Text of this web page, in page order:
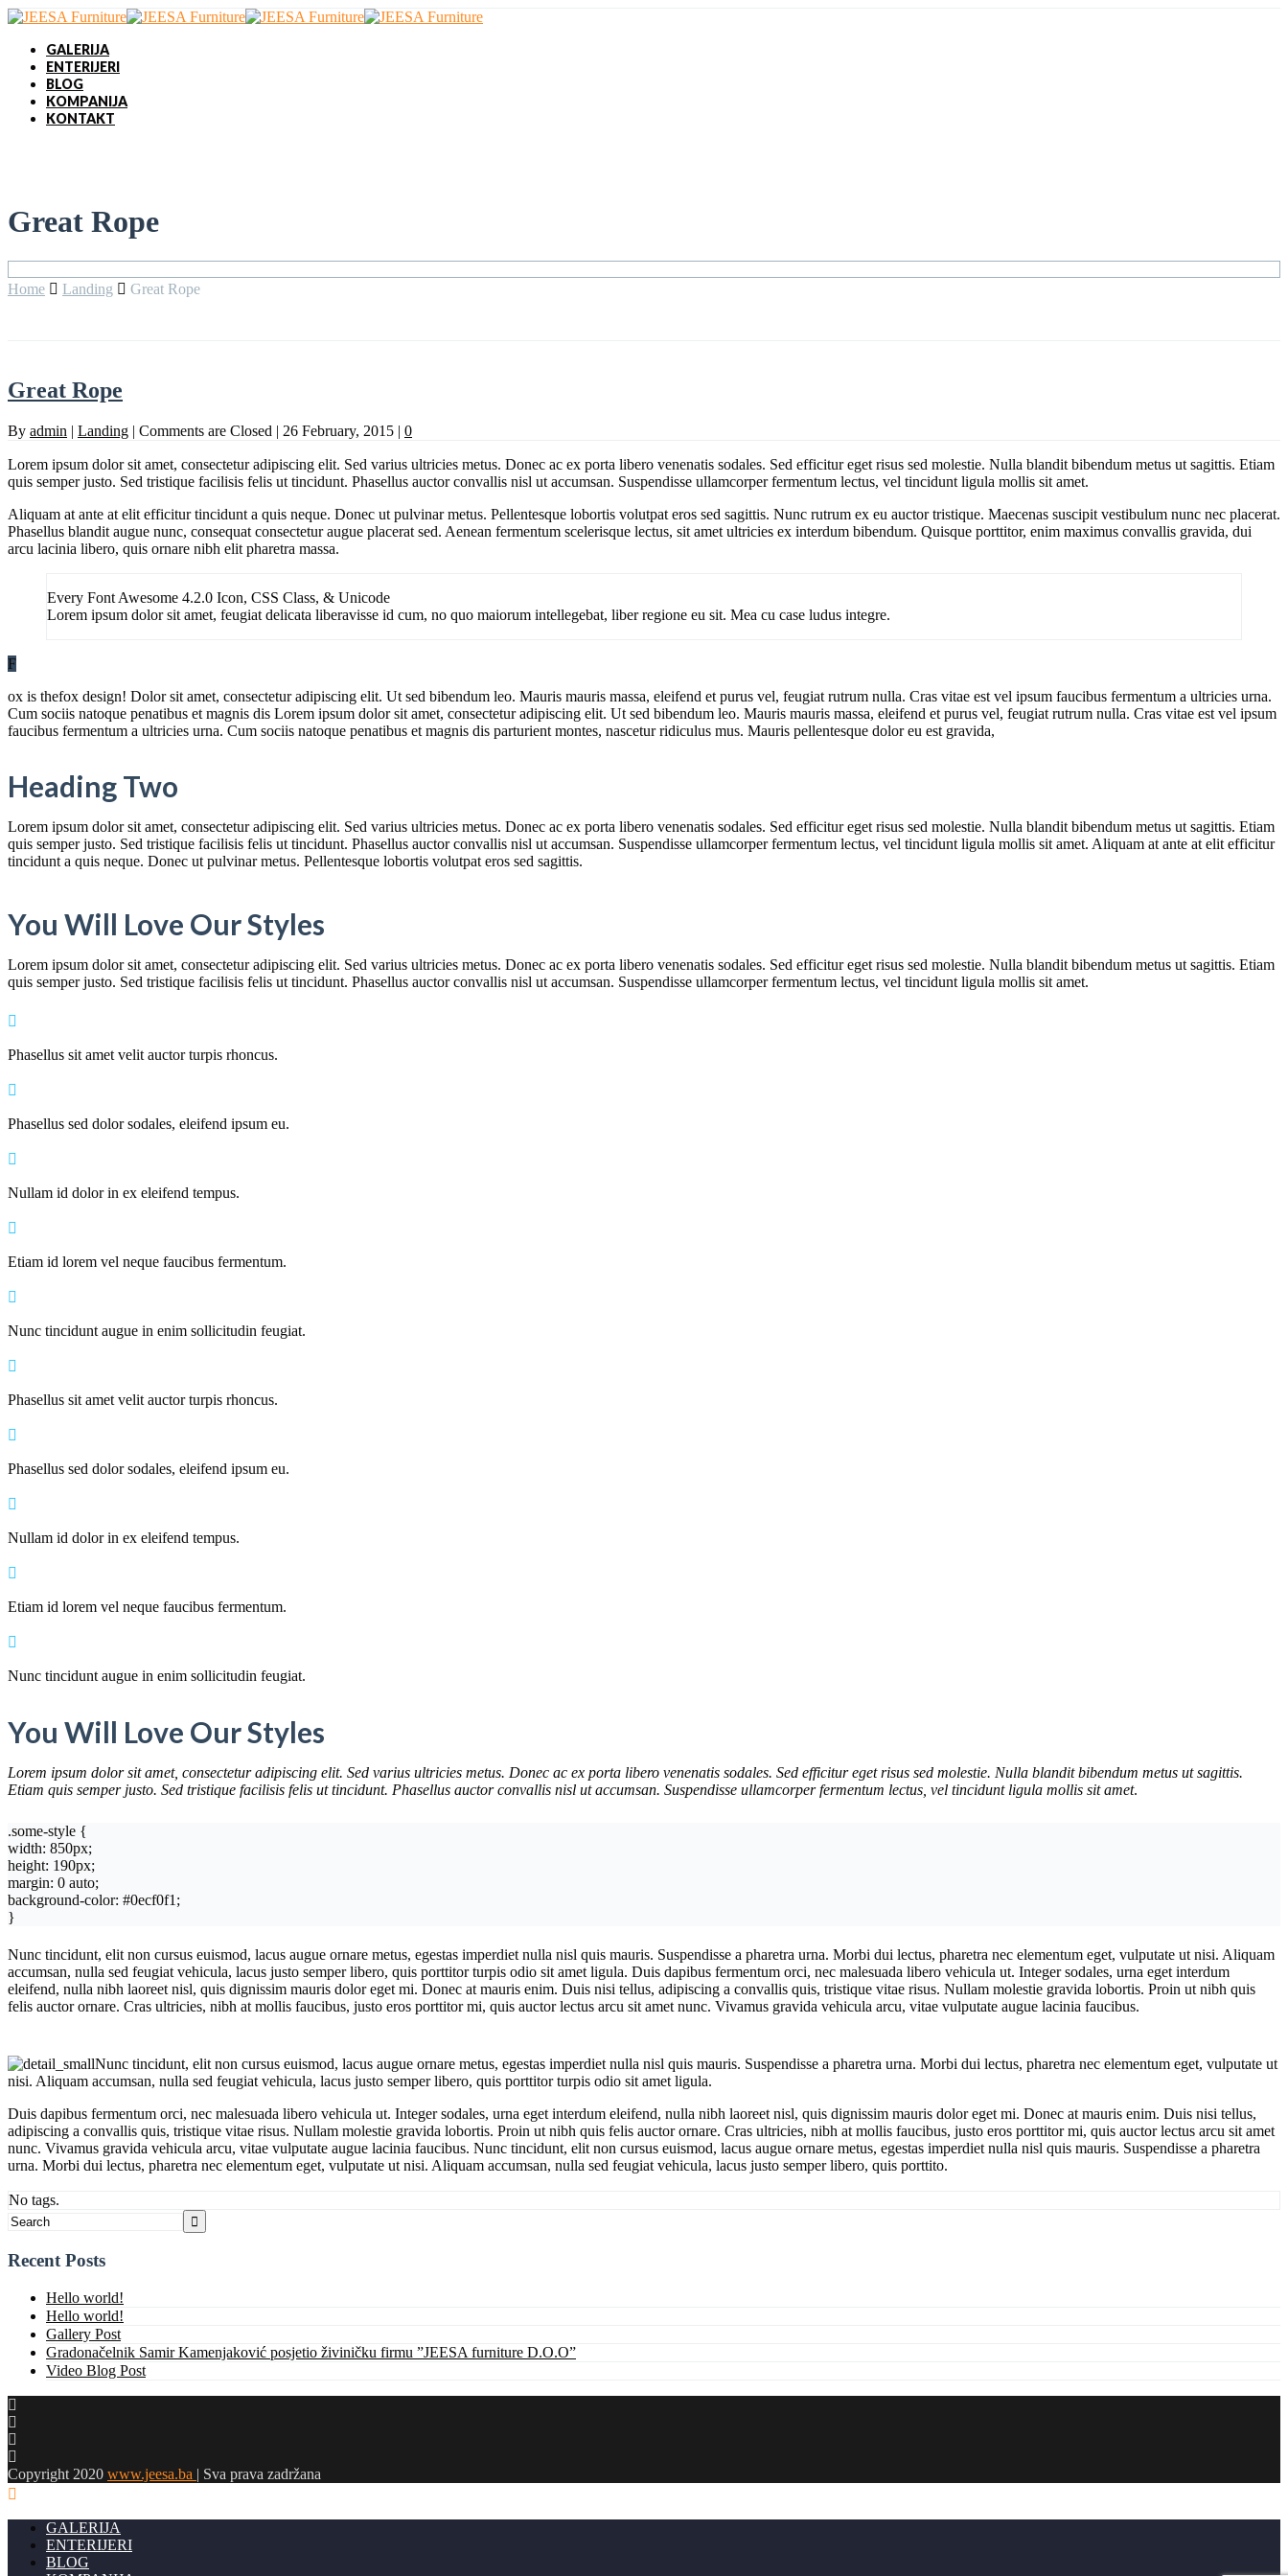
GALERIJA
ENTERIJERI
BLOG
KOMPANIJA
KONTAKT
Great Rope
Home Landing Great Rope
Great Rope
By admin | Landing | Comments are Closed | 26 February, 2015 | 0
Lorem ipsum dolor sit amet, consectetur adipiscing elit. Sed varius ultricies metus. Donec ac ex porta libero venenatis sodales. Sed efficitur eget risus sed molestie. Nulla blandit bibendum metus ut sagittis. Etiam
quis semper justo. Sed tristique facilisis felis ut tincidunt. Phasellus auctor convallis nisl ut accumsan. Suspendisse ullamcorper fermentum lectus, vel tincidunt ligula mollis sit amet.
Aliquam at ante at elit efficitur tincidunt a quis neque. Donec ut pulvinar metus. Pellentesque lobortis volutpat eros sed sagittis. Nunc rutrum ex eu auctor tristique. Maecenas suscipit vestibulum nunc nec placerat.
Phasellus blandit augue nunc, consequat consectetur augue placerat sed. Aenean fermentum scelerisque lectus, sit amet ultricies ex interdum bibendum. Quisque porttitor, enim maximus convallis gravida, dui
arcu lacinia libero, quis ornare nibh elit pharetra massa.
Every Font Awesome 4.2.0 Icon, CSS Class, & Unicode
Lorem ipsum dolor sit amet, feugiat delicata liberavisse id cum, no quo maiorum intellegebat, liber regione eu sit. Mea cu case ludus integre.
F
ox is thefox design! Dolor sit amet, consectetur adipiscing elit. Ut sed bibendum leo. Mauris mauris massa, eleifend et purus vel, feugiat rutrum nulla. Cras vitae est vel ipsum faucibus fermentum a ultricies urna.
Cum sociis natoque penatibus et magnis dis Lorem ipsum dolor sit amet, consectetur adipiscing elit. Ut sed bibendum leo. Mauris mauris massa, eleifend et purus vel, feugiat rutrum nulla. Cras vitae est vel ipsum
faucibus fermentum a ultricies urna. Cum sociis natoque penatibus et magnis dis parturient montes, nascetur ridiculus mus. Mauris pellentesque dolor eu est gravida,
Heading Two
Lorem ipsum dolor sit amet, consectetur adipiscing elit. Sed varius ultricies metus. Donec ac ex porta libero venenatis sodales. Sed efficitur eget risus sed molestie. Nulla blandit bibendum metus ut sagittis. Etiam
quis semper justo. Sed tristique facilisis felis ut tincidunt. Phasellus auctor convallis nisl ut accumsan. Suspendisse ullamcorper fermentum lectus, vel tincidunt ligula mollis sit amet. Aliquam at ante at elit efficitur
tincidunt a quis neque. Donec ut pulvinar metus. Pellentesque lobortis volutpat eros sed sagittis.
You Will Love Our Styles
Lorem ipsum dolor sit amet, consectetur adipiscing elit. Sed varius ultricies metus. Donec ac ex porta libero venenatis sodales. Sed efficitur eget risus sed molestie. Nulla blandit bibendum metus ut sagittis. Etiam
quis semper justo. Sed tristique facilisis felis ut tincidunt. Phasellus auctor convallis nisl ut accumsan. Suspendisse ullamcorper fermentum lectus, vel tincidunt ligula mollis sit amet.
Phasellus sit amet velit auctor turpis rhoncus.
Phasellus sed dolor sodales, eleifend ipsum eu.
Nullam id dolor in ex eleifend tempus.
Etiam id lorem vel neque faucibus fermentum.
Nunc tincidunt augue in enim sollicitudin feugiat.
Phasellus sit amet velit auctor turpis rhoncus.
Phasellus sed dolor sodales, eleifend ipsum eu.
Nullam id dolor in ex eleifend tempus.
Etiam id lorem vel neque faucibus fermentum.
Nunc tincidunt augue in enim sollicitudin feugiat.
You Will Love Our Styles
Lorem ipsum dolor sit amet, consectetur adipiscing elit. Sed varius ultricies metus. Donec ac ex porta libero venenatis sodales. Sed efficitur eget risus sed molestie. Nulla blandit bibendum metus ut sagittis.
Etiam quis semper justo. Sed tristique facilisis felis ut tincidunt. Phasellus auctor convallis nisl ut accumsan. Suspendisse ullamcorper fermentum lectus, vel tincidunt ligula mollis sit amet.
.some-style {
width: 850px;
height: 190px;
margin: 0 auto;
background-color: #0ecf0f1;
}
Nunc tincidunt, elit non cursus euismod, lacus augue ornare metus, egestas imperdiet nulla nisl quis mauris. Suspendisse a pharetra urna. Morbi dui lectus, pharetra nec elementum eget, vulputate ut nisi. Aliquam
accumsan, nulla sed feugiat vehicula, lacus justo semper libero, quis porttitor turpis odio sit amet ligula. Duis dapibus fermentum orci, nec malesuada libero vehicula ut. Integer sodales, urna eget interdum
eleifend, nulla nibh laoreet nisl, quis dignissim mauris dolor eget mi. Donec at mauris enim. Duis nisi tellus, adipiscing a convallis quis, tristique vitae risus. Nullam molestie gravida lobortis. Proin ut nibh quis
felis auctor ornare. Cras ultricies, nibh at mollis faucibus, justo eros porttitor mi, quis auctor lectus arcu sit amet nunc. Vivamus gravida vehicula arcu, vitae vulputate augue lacinia faucibus.
Nunc tincidunt, elit non cursus euismod, lacus augue ornare metus, egestas imperdiet nulla nisl quis mauris. Suspendisse a pharetra urna. Morbi dui lectus, pharetra nec elementum eget, vulputate ut
nisi. Aliquam accumsan, nulla sed feugiat vehicula, lacus justo semper libero, quis porttitor turpis odio sit amet ligula.
Duis dapibus fermentum orci, nec malesuada libero vehicula ut. Integer sodales, urna eget interdum eleifend, nulla nibh laoreet nisl, quis dignissim mauris dolor eget mi. Donec at mauris enim. Duis nisi tellus,
adipiscing a convallis quis, tristique vitae risus. Nullam molestie gravida lobortis. Proin ut nibh quis felis auctor ornare. Cras ultricies, nibh at mollis faucibus, justo eros porttitor mi, quis auctor lectus arcu sit amet
nunc. Vivamus gravida vehicula arcu, vitae vulputate augue lacinia faucibus. Nunc tincidunt, elit non cursus euismod, lacus augue ornare metus, egestas imperdiet nulla nisl quis mauris. Suspendisse a pharetra
urna. Morbi dui lectus, pharetra nec elementum eget, vulputate ut nisi. Aliquam accumsan, nulla sed feugiat vehicula, lacus justo semper libero, quis porttito.
No tags.
Recent Posts
Hello world!
Hello world!
Gallery Post
Gradonačelnik Samir Kamenjaković posjetio živiničku firmu ”JEESA furniture D.O.O”
Video Blog Post
Copyright 2020 www.jeesa.ba | Sva prava zadržana
GALERIJA
ENTERIJERI
BLOG